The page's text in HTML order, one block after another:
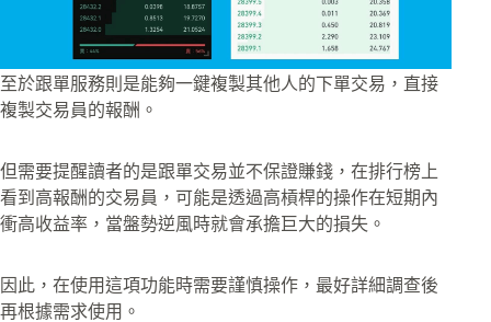
至於跟單服務則是能夠一鍵複製其他人的下單交易，直接
複製交易員的報酬。
但需要提醒讀者的是跟單交易並不保證賺錢，在排行榜上
看到高報酬的交易員，可能是透過高槓桿的操作在短期內
衝高收益率，當盤勢逆風時就會承擔巨大的損失。
因此，在使用這項功能時需要謹慎操作，最好詳細調查後
再根據需求使用。